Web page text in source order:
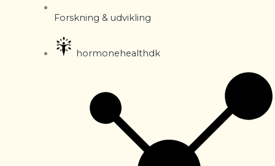
Forskning & udvikling
hormonehealthdk